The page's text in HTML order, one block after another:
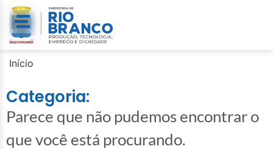
Início
Categoria:
Parece que não pudemos encontrar o
que você está procurando.